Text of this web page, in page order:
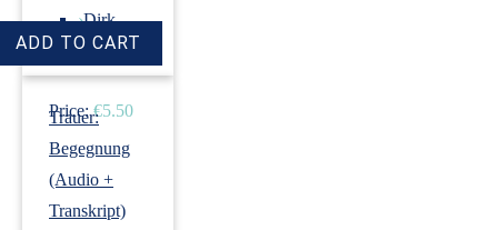
›Dirk
Revenstorf
Price: €5.50
Trauer:
Begegnung
(Audio +
Transkript)